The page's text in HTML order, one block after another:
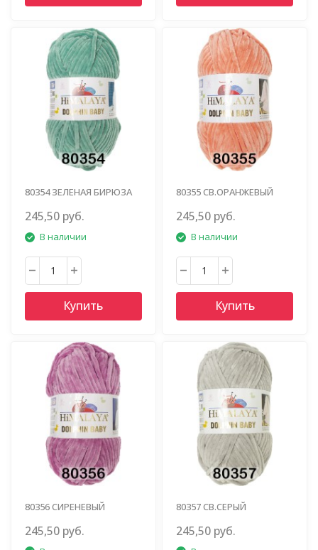
80354 ЗЕЛЕНАЯ БИРЮЗА
245,50 руб.
В наличии
Купить
80355 СВ.ОРАНЖЕВЫЙ
245,50 руб.
В наличии
Купить
80356 СИРЕНЕВЫЙ
245,50 руб.
80357 СВ.СЕРЫЙ
245,50 руб.